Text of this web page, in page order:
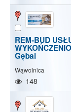
REM-BUD
Gębal
Wąwolnica
148